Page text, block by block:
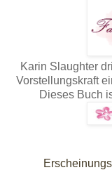
Karin Slaughter
Vorstellungskraft
Dieses Buch